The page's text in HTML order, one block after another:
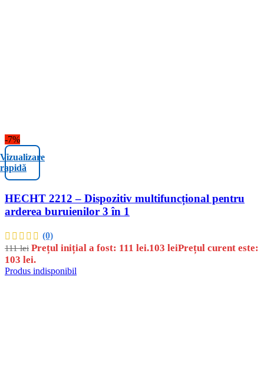
-7%
Vizualizare
rapidă
HECHT 2212 – Dispozitiv multifuncțional pentru
arderea buruienilor 3 în 1
(0)
111lei Prețul inițial a fost: 111 lei.103 leiPrețul curent este:
103 lei.
Produs indisponibil